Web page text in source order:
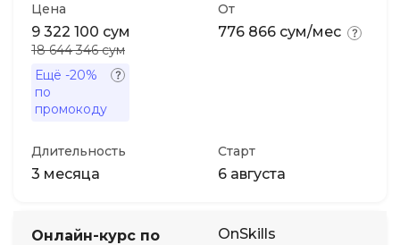
Цена
9 322 100 сум
18 644 346 сум
Ещё -20%
по
промокоду
От
776 866 сум/мес
Длительность
3 месяца
Старт
6 августа
Онлайн-курс по
OnSkills
Иностранные языки
Soft Skills
ДПО
Детям